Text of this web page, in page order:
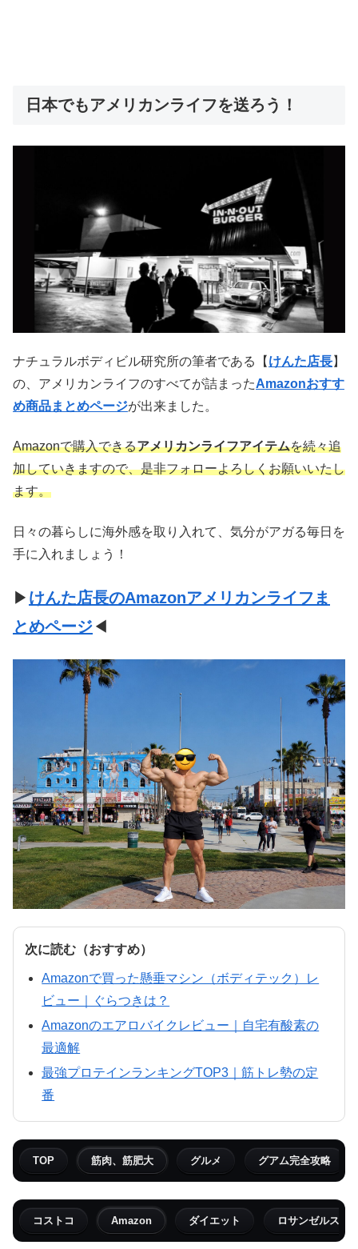
日本でもアメリカンライフを送ろう！
ナチュラルボディビル研究所の筆者である【 けんた店長】
の、アメリカンライフのすべてが詰まったAmazonおすす
め商品まとめページが出来ました。
Amazonで購入できるアメリカンライフアイテムを続々追
加していきますので、是非フォローよろしくお願いいたし
ます。
日々の暮らしに海外感を取り入れて、気分がアガる毎日を
手に入れましょう！
▶ けんた店長のAmazonアメリカンライフま
とめページ◀
次に読む（おすすめ）
Amazonで買った懸垂マシン（ボディテック）レ
ビュー｜ぐらつきは？
Amazonのエアロバイクレビュー｜自宅有酸素の
最適解
最強プロテインランキングTOP3｜筋トレ勢の定
番
TOP 筋肉、筋肥大 グルメ グアム完全攻略
コストコ Amazon ダイエット ロサンゼルス